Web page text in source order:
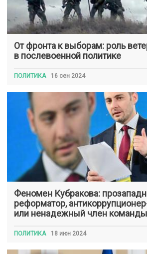
От фронта к выборам: роль
в послевоенной политике
ПОЛИТИКА 16 сен 2024
Феномен Кубракова:
реформатор,
или ненадежный член
ПОЛИТИКА 18 июн 2024